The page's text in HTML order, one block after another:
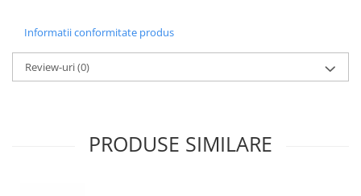
Informatii conformitate produs
Review-uri(0)
PRODUSE SIMILARE